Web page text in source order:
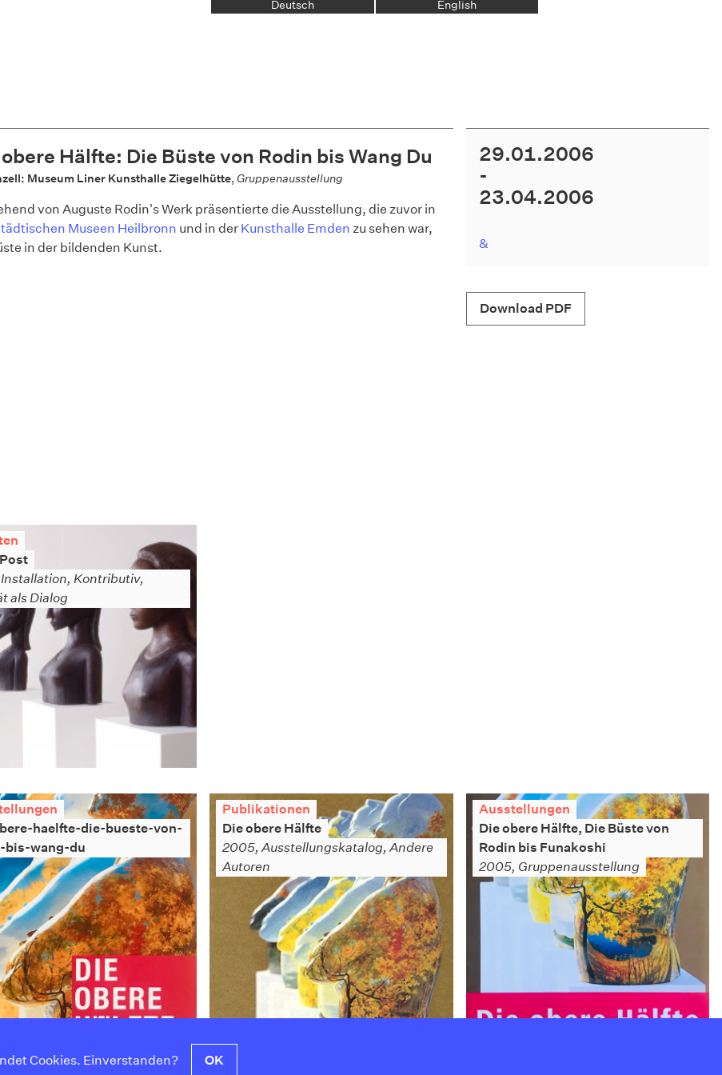
Deutsch English
Hälfte: Die Büste von Rodin bis Wang Du
Museum Liner Kunsthalle Ziegelhütte, Gruppenausstellung
von Auguste Rodin's Werk präsentierte die Ausstellung, die zuvor in
Museen Heilbronn und in der Kunsthalle Emden zu sehen war,
in der bildenden Kunst.
29.01.2006
23.04.2006
&
Download PDF
Installation, Kontributiv,
als Dialog
haelfte-die-bueste-von-
bis-wang-du
Publikationen
Die obere Hälfte
2005, Ausstellungskatalog, Andere
Autoren
Ausstellungen
Die obere Hälfte, Die Büste von
Rodin bis Funakoshi
2005, Gruppenausstellung
Cookies. Einverstanden? OK